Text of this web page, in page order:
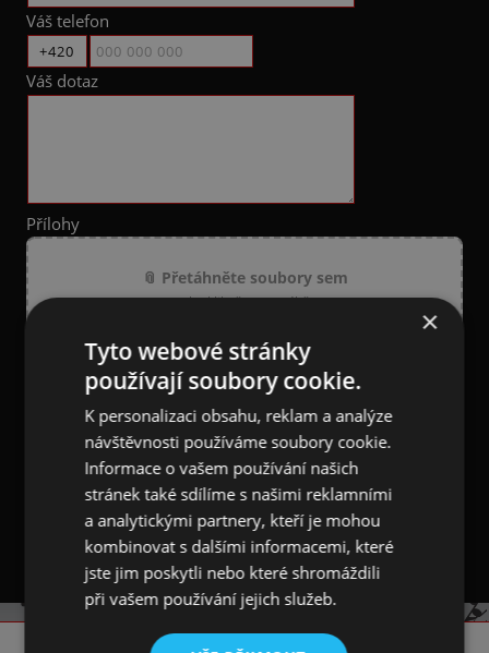
Váš telefon
Váš dotaz
Přílohy
📎 Přetáhněte soubory sem
nebo klikněte pro výběr
Povolené typy: PDF, XLS, XLSX, CSV, JPG, JPEG, PNG, TXT, DOC,
DOCX (max 10 MB / soubor, max 5 souborů)
Souhlasím se zpracováním osobních údajů pro
zpracování mého dotazu
více informací
×
Tyto webové stránky
používají soubory cookie.
K personalizaci obsahu, reklam a analýze
návštěvnosti používáme soubory cookie.
Informace o vašem používání našich
stránek také sdílíme s našimi reklamními
a analytickými partnery, kteří je mohou
kombinovat s dalšími informacemi, které
jste jim poskytli nebo které shromáždili
při vašem používání jejich služeb.